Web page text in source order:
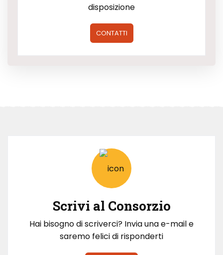
disposizione
CONTATTI
Scrivi al Consorzio
Hai bisogno di scriverci? Invia una e-mail e
saremo felici di risponderti